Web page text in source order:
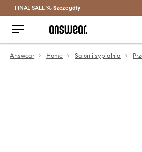
Oszczędzaj z Answear Club >
FINAL SALE % Szczegóły
Answear Home Salon i sypialnia